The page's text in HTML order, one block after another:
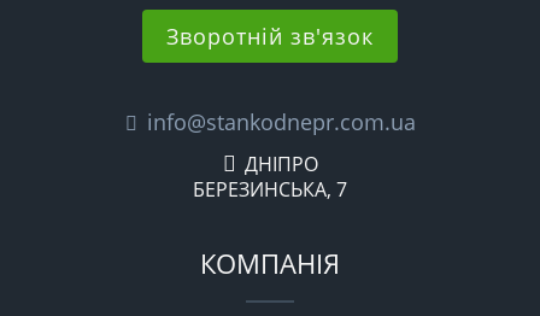
Зворотній зв'язок
info@stankodnepr.com.ua
ДНІПРО
БЕРЕЗИНСЬКА, 7
КОМПАНІЯ